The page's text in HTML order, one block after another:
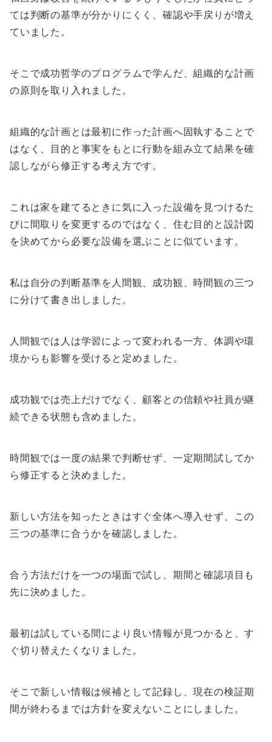
ては判断の基準が分かりにくく、確認や手戻りが増え
ていました。
そこで成功哲学のプログラムで学んだ、組織的な計画
の原則を取り入れました。
組織的な計画とは最初に作った計画へ固執することで
はなく、目的と事実をもとに行動を組み立て結果を確
認しながら修正する考え方です。
これは家を建てるときに気に入った設備を見つけるた
びに間取りを変更するのではなく、住む目的と設計図
を決めてから必要な設備を選ぶことに似ています。
私は自分の判断基準を人間観、成功観、時間観の三つ
に分けて書き出しました。
人間観では人は学習によって変われる一方、体調や環
境からも影響を受けると定めました。
成功観では売上だけでなく、顧客との信頼や社員が継
続できる状態も含めました。
時間観では一度の結果で判断せず、一定期間試してか
ら修正すると決めました。
新しい方法を知ったときはすぐ全体へ導入せず、この
三つの基準に合うかを確認しました。
合う方法だけを一つの場面で試し、期間と確認項目も
先に決めました。
最初は試している間により良い情報が見つかると、す
ぐ切り替えたくなりました。
そこで新しい情報は候補として記録し、現在の検証期
間が終わるまでは方針を変えないことにしました。